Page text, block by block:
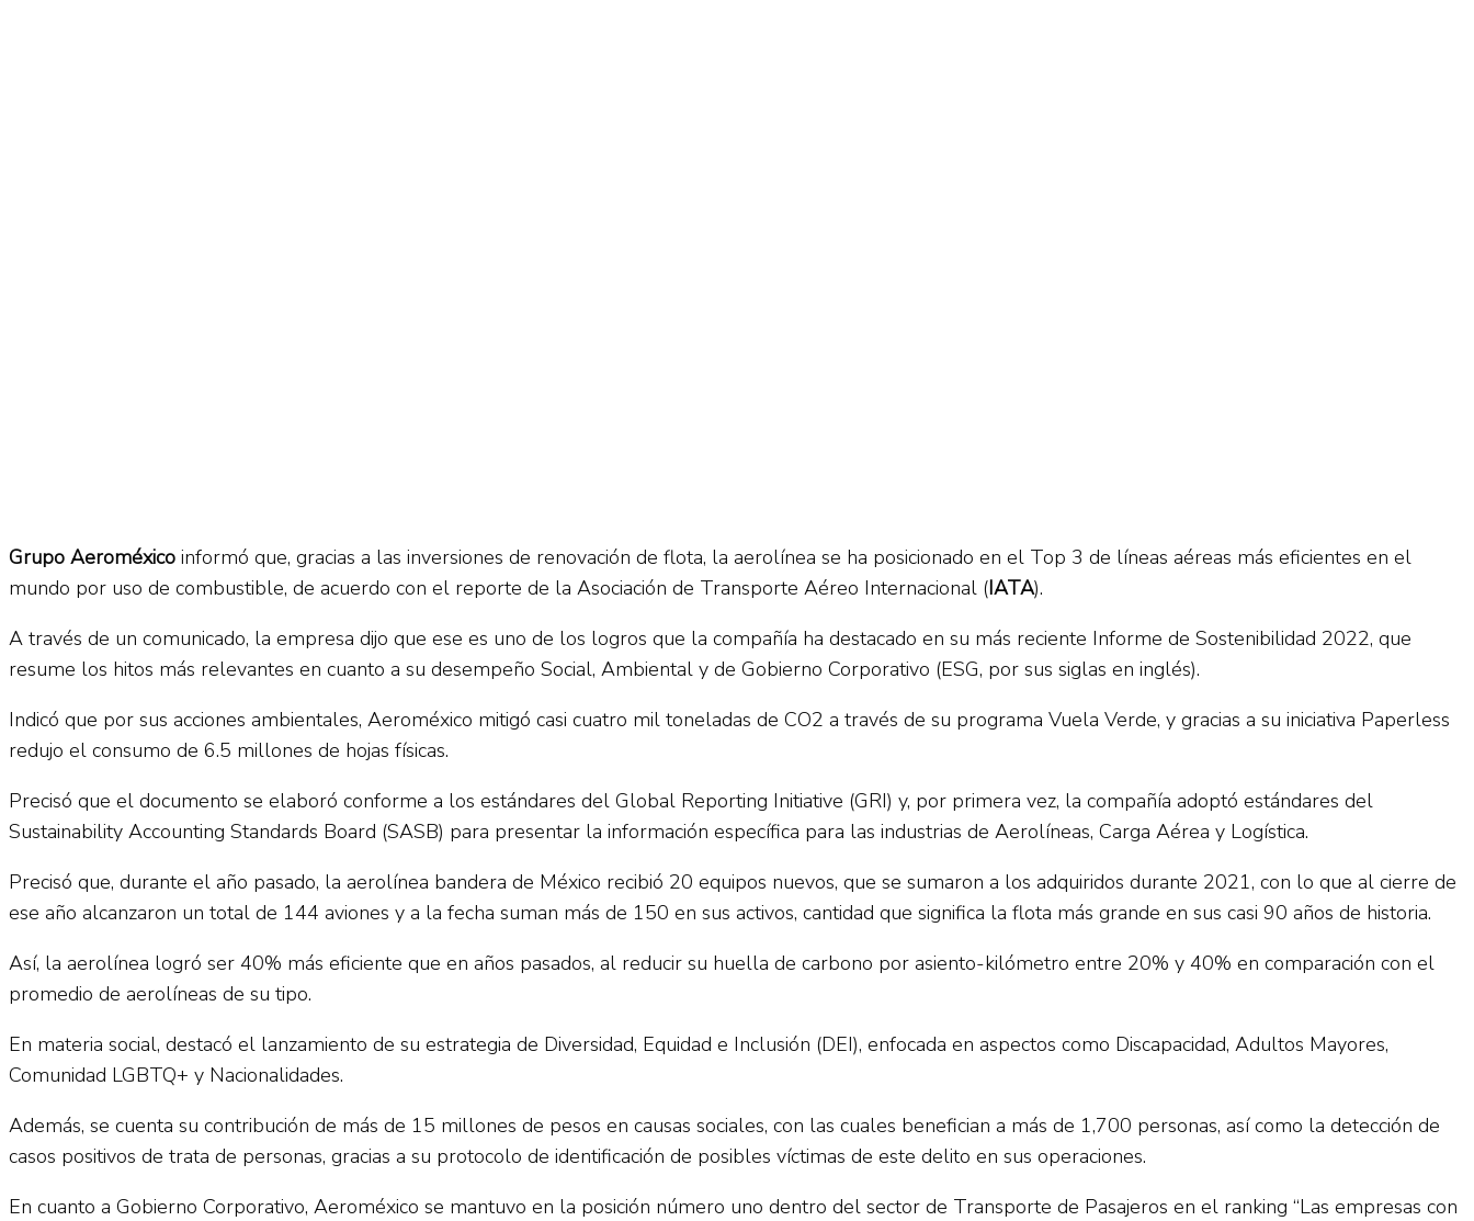
Grupo Aeroméxico informó que, gracias a las inversiones de renovación de flota, la aerolínea se ha posicionado en el Top 3 de líneas aéreas más eficientes en el
mundo por uso de combustible, de acuerdo con el reporte de la Asociación de Transporte Aéreo Internacional (IATA).
A través de un comunicado, la empresa dijo que ese es uno de los logros que la compañía ha destacado en su más reciente Informe de Sostenibilidad 2022, que
resume los hitos más relevantes en cuanto a su desempeño Social, Ambiental y de Gobierno Corporativo (ESG, por sus siglas en inglés).
Indicó que por sus acciones ambientales, Aeroméxico mitigó casi cuatro mil toneladas de CO2 a través de su programa Vuela Verde, y gracias a su iniciativa Paperless
redujo el consumo de 6.5 millones de hojas físicas.
Precisó que el documento se elaboró conforme a los estándares del Global Reporting Initiative (GRI) y, por primera vez, la compañía adoptó estándares del
Sustainability Accounting Standards Board (SASB) para presentar la información específica para las industrias de Aerolíneas, Carga Aérea y Logística.
Precisó que, durante el año pasado, la aerolínea bandera de México recibió 20 equipos nuevos, que se sumaron a los adquiridos durante 2021, con lo que al cierre de
ese año alcanzaron un total de 144 aviones y a la fecha suman más de 150 en sus activos, cantidad que significa la flota más grande en sus casi 90 años de historia.
Así, la aerolínea logró ser 40% más eficiente que en años pasados, al reducir su huella de carbono por asiento-kilómetro entre 20% y 40% en comparación con el
promedio de aerolíneas de su tipo.
En materia social, destacó el lanzamiento de su estrategia de Diversidad, Equidad e Inclusión (DEI), enfocada en aspectos como Discapacidad, Adultos Mayores,
Comunidad LGBTQ+ y Nacionalidades.
Además, se cuenta su contribución de más de 15 millones de pesos en causas sociales, con las cuales benefician a más de 1,700 personas, así como la detección de
casos positivos de trata de personas, gracias a su protocolo de identificación de posibles víctimas de este delito en sus operaciones.
En cuanto a Gobierno Corporativo, Aeroméxico se mantuvo en la posición número uno dentro del sector de Transporte de Pasajeros en el ranking “Las empresas con